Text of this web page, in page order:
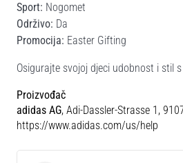
Sport: Nogomet
Održivo: Da
Promocija: Easter Gifting
Osigurajte svojoj djeci udobnost i stil
Proizvođač
adidas AG, Adi-Dassler-Strasse 1,
https://www.adidas.com/us/help